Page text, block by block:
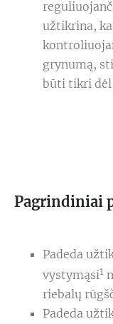
užtikrina,
grynumą,
būti tikri dėl
Pagrindiniai
Padeda
vystymąsi1
riebalų
Padeda